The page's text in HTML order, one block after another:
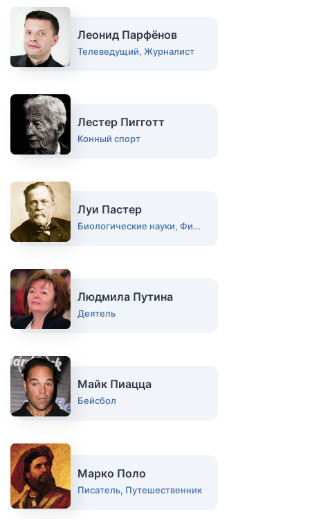
Леонид Парфёнов
Телеведущий, Журналист
Лестер Пигготт
Конный спорт
Луи Пастер
Биологические науки, Физик
Людмила Путина
Деятель
Майк Пиацца
Бейсбол
Марко Поло
Писатель, Путешественник